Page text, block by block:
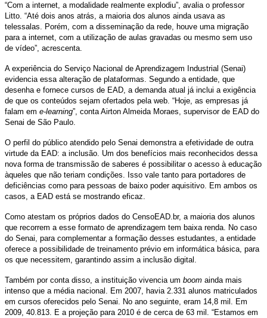
“Com a internet, a modalidade realmente explodiu”, avalia o professor
Litto. “Até dois anos atrás, a maioria dos alunos ainda usava as
telessalas. Porém, com a disseminação da rede, houve uma migração
para a internet, com a utilização de aulas gravadas ou mesmo sem uso
de vídeo”, acrescenta.
A experiência do Serviço Nacional de Aprendizagem Industrial (Senai)
evidencia essa alteração de plataformas. Segundo a entidade, que
desenha e fornece cursos de EAD, a demanda atual já inclui a exigência
de que os conteúdos sejam ofertados pela web. “Hoje, as empresas já
falam em e-learning”, conta Airton Almeida Moraes, supervisor de EAD do
Senai de São Paulo.
O perfil do público atendido pelo Senai demonstra a efetividade de outra
virtude da EAD: a inclusão. Um dos benefícios mais reconhecidos dessa
nova forma de transmissão de saberes é possibilitar o acesso à educação
àqueles que não teriam condições. Isso vale tanto para portadores de
deficiências como para pessoas de baixo poder aquisitivo. Em ambos os
casos, a EAD está se mostrando eficaz.
Como atestam os próprios dados do CensoEAD.br, a maioria dos alunos
que recorrem a esse formato de aprendizagem tem baixa renda. No caso
do Senai, para complementar a formação desses estudantes, a entidade
oferece a possibilidade de treinamento prévio em informática básica, para
os que necessitem, garantindo assim a inclusão digital.
Também por conta disso, a instituição vivencia um boom ainda mais
intenso que a média nacional. Em 2007, havia 2.331 alunos matriculados
em cursos oferecidos pelo Senai. No ano seguinte, eram 14,8 mil. Em
2009, 40.813. E a projeção para 2010 é de cerca de 63 mil. “Estamos em